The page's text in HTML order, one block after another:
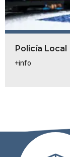
Policía Local
+info